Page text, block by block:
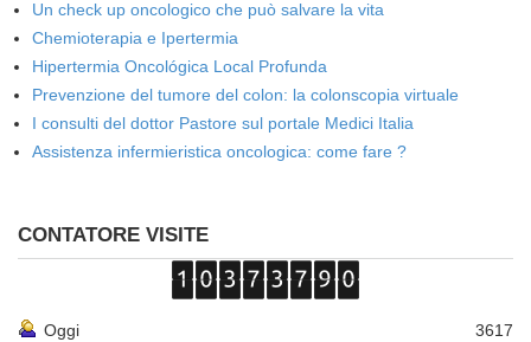
Un check up oncologico che può salvare la vita
Chemioterapia e Ipertermia
Hipertermia Oncológica Local Profunda
Prevenzione del tumore del colon: la colonscopia virtuale
I consulti del dottor Pastore sul portale Medici Italia
Assistenza infermieristica oncologica: come fare ?
CONTATORE VISITE
Oggi
3617